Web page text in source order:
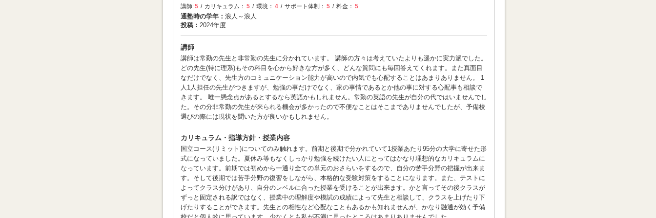
講師:5 カリキュラム： 5 環境： 4 サポート体制： 5 料金： 5
通塾時の学年： 浪人～浪人
投稿： 2024年度
講師
講師は常勤の先生と非常勤の先生に分かれています。 講師の方々は考えていたよりも遥かに実力派でした。
どの先生(特に理系)もその科目を心から好きな方が多く、どんな質問にも毎回答えてくれます。また真面目
なだけでなく、先生方のコミュニケーション能力が高いので内気でも心配することはあまりありません。 1
人1人担任の先生がつきますが、勉強の事だけでなく、家の事情であるとか他の事に対する心配事も相談で
きます。 唯一懸念点があるとするなら英語かもしれません。常勤の英語の先生が自分の代ではいませんでし
た。その分非常勤の先生が来られる機会が多かったので不便なことはそこまでありませんでしたが、予備校
選びの際には現状を聞いた方が良いかもしれません。
カリキュラム・指導方針・授業内容
国立コース(リミット)についてのみ触れます。前期と後期で分かれていて1授業あたり95分の大学に寄せた形
式になっていました。夏休み等もなくしっかり勉強を続けたい人にとってはかなり理想的なカリキュラムに
なっています。前期では初めから一通り全ての単元のおさらいをするので、自分の苦手分野の把握が出来ま
す。そして後期では苦手分野の復習をしながら、本格的な受験対策をすることになります。また、テストに
よってクラス分けがあり、自分のレベルに合った授業を受けることが出来ます。かと言ってその後クラスが
ずっと固定される訳ではなく、授業中の理解度や模試の成績によって先生と相談して、クラスを上げたり下
げたりすることができます。先生との相性など心配なこともあるかも知れませんが、かなり融通が効く予備